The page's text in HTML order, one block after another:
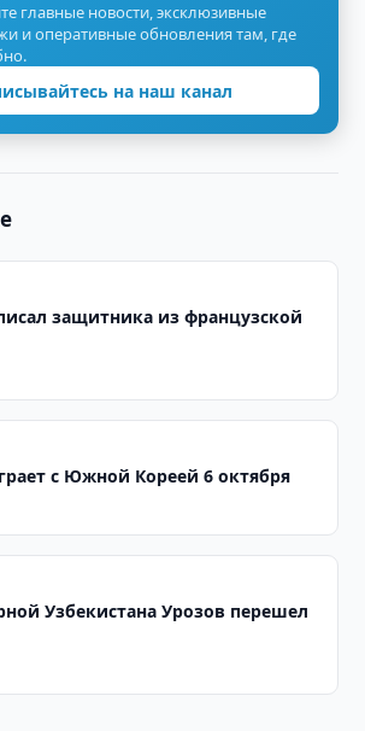
главные новости, эксклюзивные
и оперативные обновления там, где
на наш канал
защитника из французской
с Южной Кореей 6 октября
Узбекистана Урозов перешел